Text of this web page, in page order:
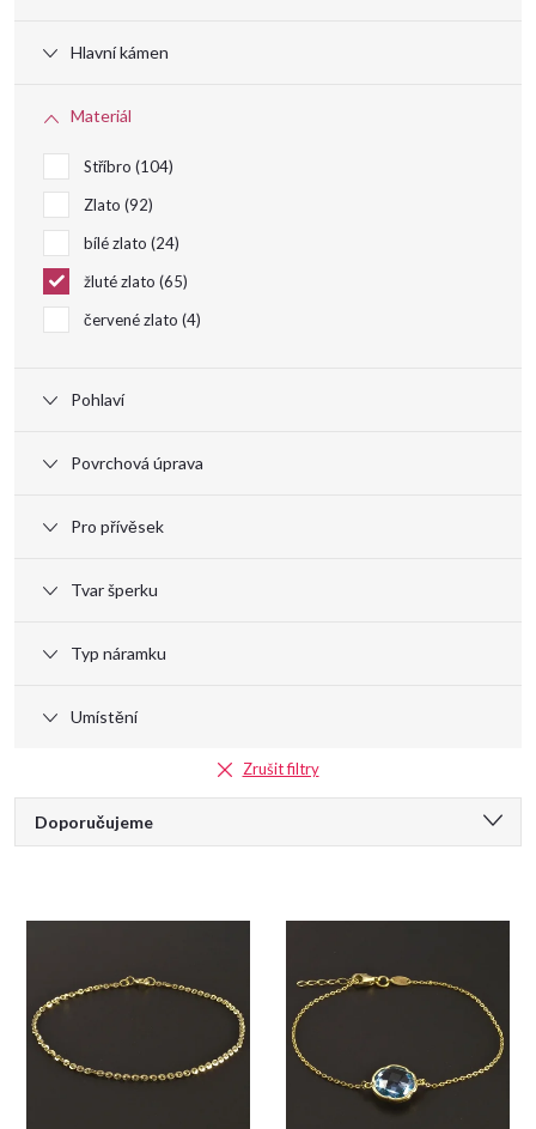
Hlavní kámen
Materiál
Stříbro 104
Zlato 92
bílé zlato 24
žluté zlato 65
červené zlato 4
Pohlaví
Povrchová úprava
Pro přívěsek
Tvar šperku
Typ náramku
Umístění
Zrušit filtry
Ř
e
Doporučujeme
Nejdražší
Abecedně